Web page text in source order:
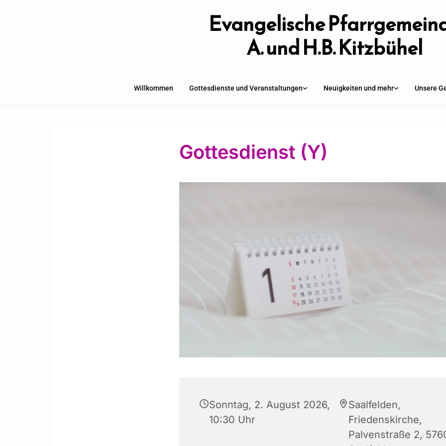
Evangelische
A. und H.B. Kitzbühel
Willkommen Gottesdienste und Veranstaltungen Neuigkeiten und mehr Unsere
Gottesdienst (Y)
Sonntag, 2. August 2026,
10:30 Uhr
Saalfelden,
Friedenskirche,
Palvenstraße 2,